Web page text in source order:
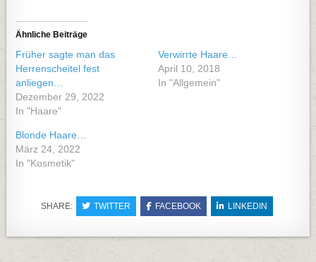
Ähnliche Beiträge
Früher sagte man das
Herrenscheitel fest
anliegen…
Dezember 29, 2022
In "Haare"
Verwirrte Haare…
April 10, 2018
In "Allgemein"
Blonde Haare…
März 24, 2022
In "Kosmetik"
SHARE: TWITTER FACEBOOK LINKEDIN